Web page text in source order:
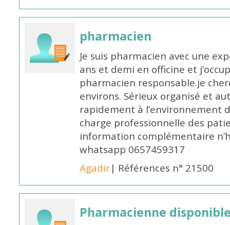
pharmacien
Je suis pharmacien avec une
ans et demi en officine et
pharmacien responsable.je
environs. Sérieux organisé et
rapidement à l’environnement
charge professionnelle des
information complémentaire
whatsapp 0657459317
Agadir| Références n° 21500
Pharmacienne